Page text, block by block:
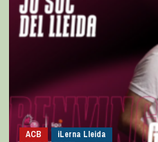
ACB iLerna Lleida